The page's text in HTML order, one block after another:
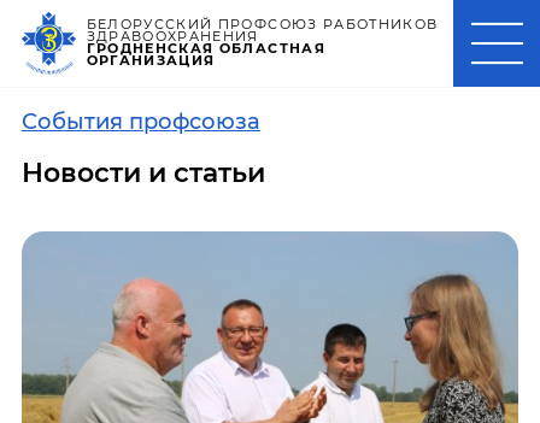
БЕЛОРУССКИЙ ПРОФСОЮЗ РАБОТНИКОВ
ЗДРАВООХРАНЕНИЯ
ГРОДНЕНСКАЯ ОБЛАСТНАЯ
ОРГАНИЗАЦИЯ
События профсоюза
Новости и статьи